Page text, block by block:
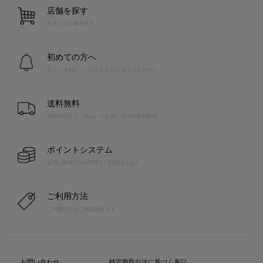
店舗を探す
お近くの店舗を探す
初めての方へ
送料無料
10,000円以上（税込）のお買い上げで送料無料
ポイントシステム
お買い物毎に1pt=1円でご利用頂けます
ご利用方法